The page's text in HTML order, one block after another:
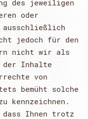
des jeweiligen
oder
ausschließlich
jedoch für den
nicht wir als
Inhalte
von
bemüht solche
Ihnen trotz